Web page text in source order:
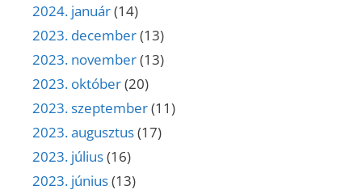
2024. január(14)
2023. december(13)
2023. november(13)
2023. október(20)
2023. szeptember(11)
2023. augusztus(17)
2023. július(16)
2023. június(13)